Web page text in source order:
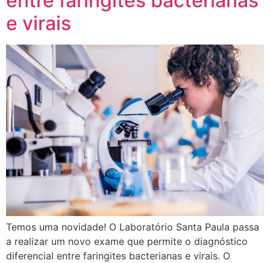
e virais
Temos uma novidade! O Laboratório Santa Paula passa
a realizar um novo exame que permite o diagnóstico
diferencial entre faringites bacterianas e virais. O